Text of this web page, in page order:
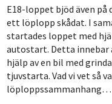
E18-loppet bjöd även på
ett löplopp skådat. I
startades loppet med
autostart. Detta innebar
hjälp av en bil med
tjuvstarta. Vad vi vet så
löploppssammanhang…